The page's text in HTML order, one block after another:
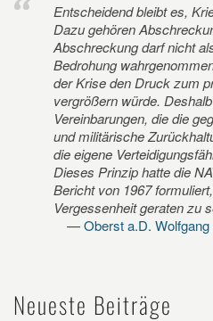
Entscheidend bleibt es,
Dazu gehören
Abschreckung darf nicht
Bedrohung
der Krise den Druck zum
vergrößern würde.
Vereinbarungen, die die
und militärische
die eigene
Dieses Prinzip hatte die
Bericht von 1967
Vergessenheit geraten zu
Oberst a.D.
Neueste Beiträge